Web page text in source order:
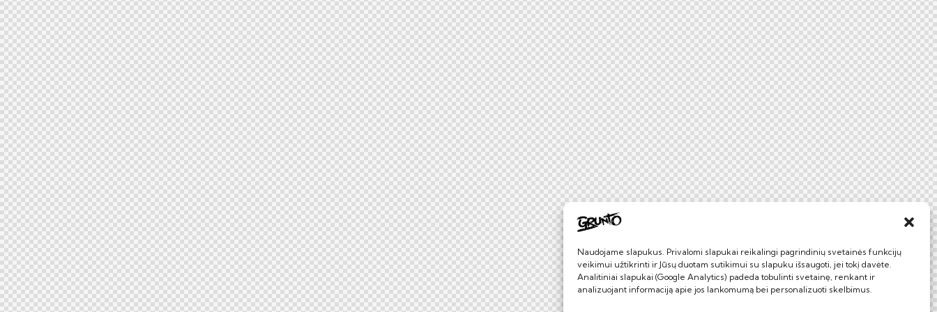
Naudojame slapukus. Privalomi slapukai reikalingi pagrindinių svetainės funkcijų
veikimui užtikrinti ir Jūsų duotam sutikimui su slapuku išsaugoti, jei tokį davėte.
Analitiniai slapukai (Google Analytics) padeda tobulinti svetainę, renkant ir
analizuojant informaciją apie jos lankomumą bei personalizuoti skelbimus.